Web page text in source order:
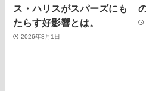
ス・ハリスがスパーズにも
たらす好影響とは。
2026年8月1日